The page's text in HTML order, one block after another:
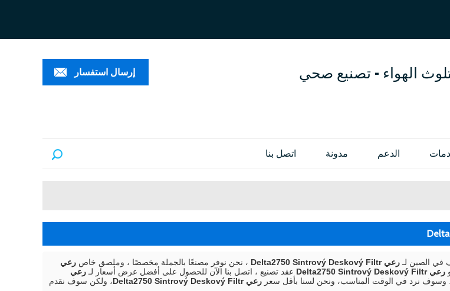
الهواء - تصنيع صحي إرسال استفسار
الدعم مدونة اتصل بنا
في الصين لـ رعي Delta2750 Sintrový Deskový Filtr ، نحن نوفر مصنعًا بالجملة مخصصًا ، وملصق خاص رعي
رعي Delta2750 Sintrový Deskový Filtr عقد تصنيع ، اتصل بنا الآن للحصول على أفضل عرض أسعار لـ رعي
وسوف نرد في الوقت المناسب، ونحن لسنا بأقل سعر رعي Delta2750 Sintrový Deskový Filtr
، ولكن سوف نقدم